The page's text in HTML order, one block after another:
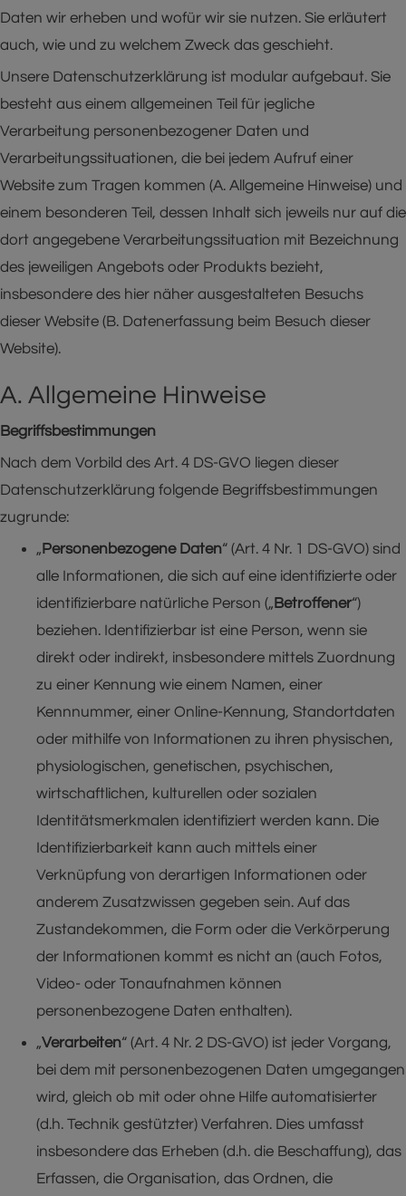
Daten wir erheben und wofür wir sie nutzen. Sie erläutert
auch, wie und zu welchem Zweck das geschieht.
Unsere Datenschutzerklärung ist modular aufgebaut. Sie
besteht aus einem allgemeinen Teil für jegliche
Verarbeitung personenbezogener Daten und
Verarbeitungssituationen, die bei jedem Aufruf einer
Website zum Tragen kommen (A. Allgemeine Hinweise) und
einem besonderen Teil, dessen Inhalt sich jeweils nur auf die
dort angegebene Verarbeitungssituation mit Bezeichnung
des jeweiligen Angebots oder Produkts bezieht,
insbesondere des hier näher ausgestalteten Besuchs
dieser Website (B. Datenerfassung beim Besuch dieser
Website).
A. Allgemeine Hinweise
Begriffsbestimmungen
Nach dem Vorbild des Art. 4 DS-GVO liegen dieser
Datenschutzerklärung folgende Begriffsbestimmungen
zugrunde:
„ Personenbezogene Daten“ (Art. 4 Nr. 1 DS-GVO) sind
alle Informationen, die sich auf eine identifizierte oder
identifizierbare natürliche Person („ Betroffener“)
beziehen. Identifizierbar ist eine Person, wenn sie
direkt oder indirekt, insbesondere mittels Zuordnung
zu einer Kennung wie einem Namen, einer
Kennnummer, einer Online-Kennung, Standortdaten
oder mithilfe von Informationen zu ihren physischen,
physiologischen, genetischen, psychischen,
wirtschaftlichen, kulturellen oder sozialen
Identitätsmerkmalen identifiziert werden kann. Die
Identifizierbarkeit kann auch mittels einer
Verknüpfung von derartigen Informationen oder
anderem Zusatzwissen gegeben sein. Auf das
Zustandekommen, die Form oder die Verkörperung
der Informationen kommt es nicht an (auch Fotos,
Video- oder Tonaufnahmen können
personenbezogene Daten enthalten).
„Verarbeiten“ (Art. 4 Nr. 2 DS-GVO) ist jeder Vorgang,
bei dem mit personenbezogenen Daten umgegangen
wird, gleich ob mit oder ohne Hilfe automatisierter
(d.h. Technik gestützter) Verfahren. Dies umfasst
insbesondere das Erheben (d.h. die Beschaffung), das
Erfassen, die Organisation, das Ordnen, die